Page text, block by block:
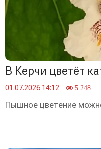
В Керчи цветёт
01.07.2026 14:12 5 248
Пышное цветение